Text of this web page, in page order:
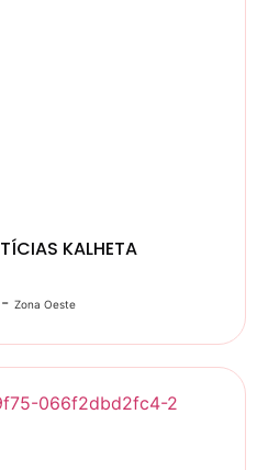
KALHETA
- Zona Oeste